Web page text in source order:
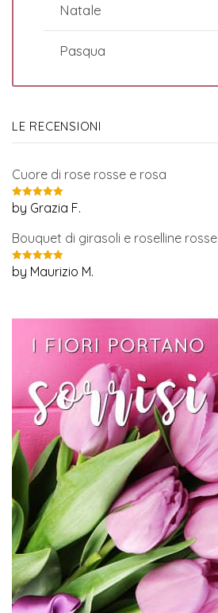
Natale
Pasqua
LE RECENSIONI
Cuore di rose rosse e rosa
Valutato5
su 5
by Grazia F.
Bouquet di girasoli e roselline rosse
Valutato5
su 5
by Maurizio M.